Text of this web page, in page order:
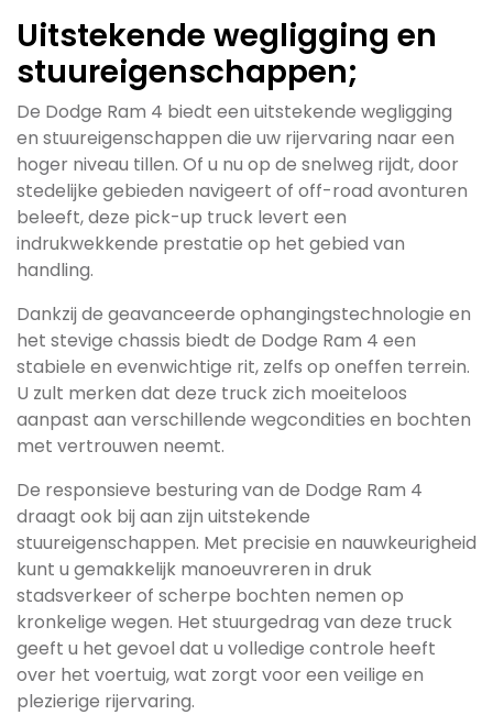
Uitstekende wegligging en
stuureigenschappen;
De Dodge Ram 4 biedt een uitstekende wegligging
en stuureigenschappen die uw rijervaring naar een
hoger niveau tillen. Of u nu op de snelweg rijdt, door
stedelijke gebieden navigeert of off-road avonturen
beleeft, deze pick-up truck levert een
indrukwekkende prestatie op het gebied van
handling.
Dankzij de geavanceerde ophangingstechnologie en
het stevige chassis biedt de Dodge Ram 4 een
stabiele en evenwichtige rit, zelfs op oneffen terrein.
U zult merken dat deze truck zich moeiteloos
aanpast aan verschillende wegcondities en bochten
met vertrouwen neemt.
De responsieve besturing van de Dodge Ram 4
draagt ook bij aan zijn uitstekende
stuureigenschappen. Met precisie en nauwkeurigheid
kunt u gemakkelijk manoeuvreren in druk
stadsverkeer of scherpe bochten nemen op
kronkelige wegen. Het stuurgedrag van deze truck
geeft u het gevoel dat u volledige controle heeft
over het voertuig, wat zorgt voor een veilige en
plezierige rijervaring.